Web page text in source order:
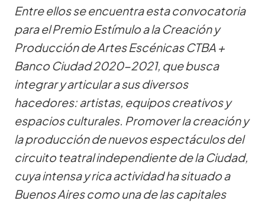
Entre ellos se encuentra esta convocatoria
para el Premio Estímulo a la Creación y
Producción de Artes Escénicas CTBA +
Banco Ciudad 2020-2021, que busca
integrar y articular a sus diversos
hacedores: artistas, equipos creativos y
espacios culturales. Promover la creación y
la producción de nuevos espectáculos del
circuito teatral independiente de la Ciudad,
cuya intensa y rica actividad ha situado a
Buenos Aires como una de las capitales